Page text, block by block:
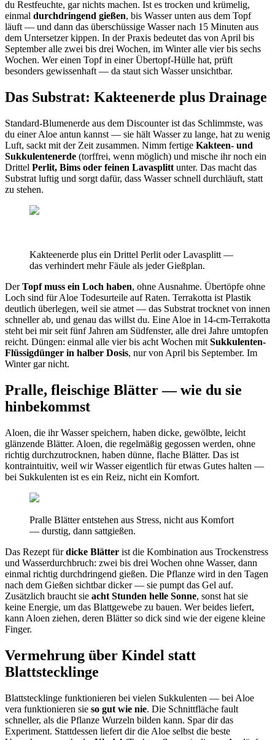
du Restfeuchte, gar nichts machen. Ist es trocken und krümelig,
einmal durchdringend gießen, bis Wasser unten aus dem Topf
läuft — und dann das überschüssige Wasser nach 15 Minuten aus
dem Untersetzer kippen. In der Praxis bedeutet das von April bis
September alle zwei bis drei Wochen, im Winter alle vier bis sechs
Wochen. Wer einen Topf in einer Übertopf-Hülle hat, prüft
besonders gewissenhaft — da staut sich Wasser unsichtbar.
Das Substrat: Kakteenerde plus Drainage
Standard-Blumenerde aus dem Discounter ist das Schlimmste, was
du einer Aloe antun kannst — sie hält Wasser zu lange, hat zu wenig
Luft, sackt mit der Zeit zusammen. Nimm fertige Kakteen- und
Sukkulentenerde (torffrei, wenn möglich) und mische ihr noch ein
Drittel Perlit, Bims oder feinen Lavasplitt unter. Das macht das
Substrat luftig und sorgt dafür, dass Wasser schnell durchläuft, statt
zu stehen.
Kakteenerde plus ein Drittel Perlit oder Lavasplitt —
das verhindert mehr Fäule als jeder Gießplan.
DerTopf muss ein Loch haben, ohne Ausnahme. Übertöpfe ohne
Loch sind für Aloe Todesurteile auf Raten. Terrakotta ist Plastik
deutlich überlegen, weil sie atmet — das Substrat trocknet von innen
schneller ab, und genau das willst du. Eine Aloe in 14-cm-Terrakotta
steht bei mir seit fünf Jahren am Südfenster, alle drei Jahre umtopfen
reicht. Düngen: einmal alle vier bis acht Wochen mit Sukkulenten-
Flüssigdünger in halber Dosis, nur von April bis September. Im
Winter gar nicht.
Pralle, fleischige Blätter — wie du sie
hinbekommst
Aloen, die ihr Wasser speichern, haben dicke, gewölbte, leicht
glänzende Blätter. Aloen, die regelmäßig gegossen werden, ohne
richtig durchzutrocknen, haben dünne, flache Blätter. Das ist
kontraintuitiv, weil wir Wasser eigentlich für etwas Gutes halten —
bei Sukkulenten ist es ein Reiz, nicht ein Komfort.
Pralle Blätter entstehen aus Stress, nicht aus Komfort
— durstig, dann sattgießen.
Das Rezept fürdicke Blätter ist die Kombination aus Trockenstress
und Wasserdurchbruch: zwei bis drei Wochen ohne Wasser, dann
einmal richtig durchdringend gießen. Die Pflanze wird in den Tagen
nach dem Gießen sichtbar dicker — sie pumpt das Gel auf.
Zusätzlich braucht sie acht Stunden helle Sonne, sonst hat sie
keine Energie, um das Blattgewebe zu bauen. Wer beides liefert,
kann Aloen ziehen, deren Blätter so dick sind wie der eigene kleine
Finger.
Vermehrung über Kindel statt
Blattstecklinge
Blattstecklinge funktionieren bei vielen Sukkulenten — bei Aloe
vera funktionieren sie so gut wie nie. Die Schnittfläche fault
schneller, als die Pflanze Wurzeln bilden kann. Spar dir das
Experiment. Stattdessen liefert dir die Aloe selbst die beste